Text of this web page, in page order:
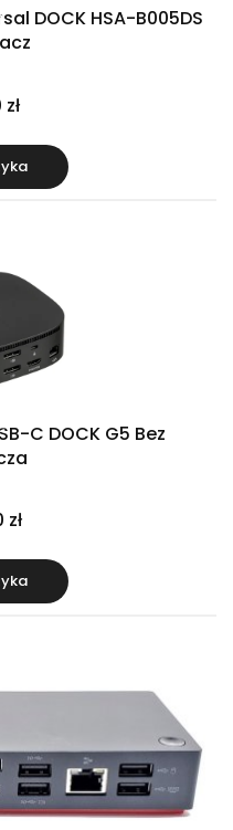
DOCK HSA-B005DS
C DOCK G5 Bez
zł